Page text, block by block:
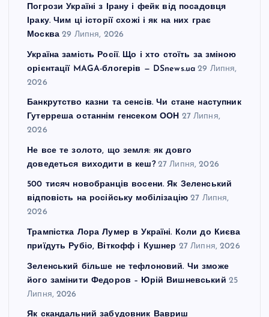
Погрози Україні з Ірану і фейк від посадовця
Іраку. Чим ці історії схожі і як на них грає
Москва 29 Липня, 2026
Україна замість Росії. Що і хто стоїть за зміною
орієнтації MAGA-блогерів — DSnews.ua 29 Липня,
2026
Банкрутство казни та сенсів. Чи стане наступник
Гутерреша останнім генсеком ООН 27 Липня,
2026
Не все те золото, що земля: як довго
доведеться виходити в кеш? 27 Липня, 2026
500 тисяч новобранців восени. Як Зеленський
відповість на російську мобілізацію 27 Липня,
2026
Трампістка Лора Лумер в Україні. Коли до Києва
приїдуть Рубіо, Віткофф і Кушнер 27 Липня, 2026
Зеленський більше не тефлоновий. Чи зможе
його замінити Федоров – Юрій Вишневський 25
Липня, 2026
Як скандальний забудовник Вавриш